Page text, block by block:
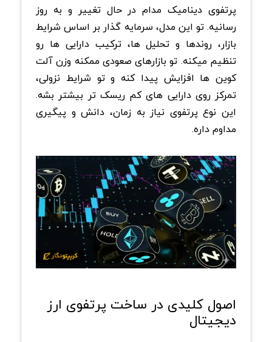
پرتفوی دینامیک مدام در حال تغییر و به روز
رسانیه. تو این مدل، سرمایه گذار بر اساس شرایط
بازار، روندها و تحلیل ها، ترکیب دارایی ها رو
تنظیم میکنه. تو بازارهای صعودی ممکنه وزن آلت
کوین ها افزایش پیدا کنه و تو شرایط نزولی،
تمرکز روی دارایی های کم ریسک تر بیشتر بشه.
این نوع پرتفوی نیاز به زمان، دانش و پیگیری
مداوم داره.
اصول کلیدی در ساخت پرتفوی ارز
دیجیتال